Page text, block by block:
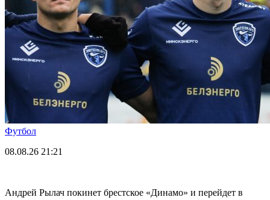
Футбол
08.08.26 21:21
Андрей Рылач покинет брестское «Динамо» и перейдет в